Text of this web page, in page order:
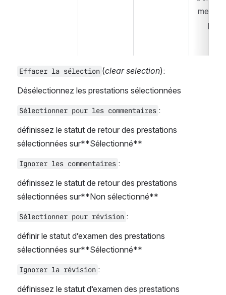
ments
page
Effacer la sélection (clear selection):
Désélectionnez les prestations sélectionnées
Sélectionner pour les commentaires :
définissez le statut de retour des prestations
sélectionnées sur**Sélectionné**
Ignorer les commentaires :
définissez le statut de retour des prestations
sélectionnées sur**Non sélectionné**
Sélectionner pour révision :
définir le statut d’examen des prestations
sélectionnées sur**Sélectionné**
Ignorer la révision :
définissez le statut d’examen des prestations